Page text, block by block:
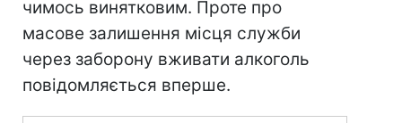
чимось винятковим. Проте про
масове залишення місця служби
через заборону вживати алкоголь
повідомляється вперше.